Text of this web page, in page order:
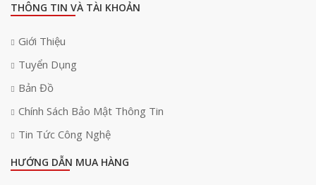
THÔNG TIN VÀ TÀI KHOẢN
Giới Thiệu
Tuyển Dụng
Bản Đồ
Chính Sách Bảo Mật Thông Tin
Tin Tức Công Nghệ
HƯỚNG DẪN MUA HÀNG